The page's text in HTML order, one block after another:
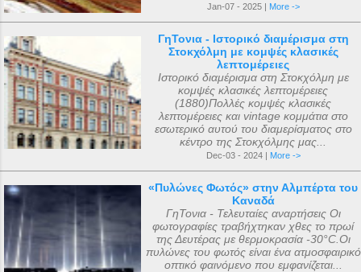
Jan-07 - 2025 | More ->
ΓηΤονια - Ιστορικό διαμέρισμα στη
Στοκχόλμη με κομψές κλασικές
λεπτομέρειες
Ιστορικό διαμέρισμα στη Στοκχόλμη με
κομψές κλασικές λεπτομέρειες
(1880)Πολλές κομψές κλασικές
λεπτομέρειες και vintage κομμάτια στο
εσωτερικό αυτού του διαμερίσματος στο
κέντρο της Στοκχόλμης μας...
Dec-03 - 2024 | More ->
«Πυλώνες Φωτός» στην Αλμπέρτα του
Καναδά
ΓηΤονια - Τελευταίες αναρτήσεις Οι
φωτογραφίες τραβήχτηκαν χθες το πρωί
της Δευτέρας με θερμοκρασία -30°C.Οι
πυλώνες του φωτός είναι ένα ατμοσφαιρικό
οπτικό φαινόμενο που εμφανίζεται...